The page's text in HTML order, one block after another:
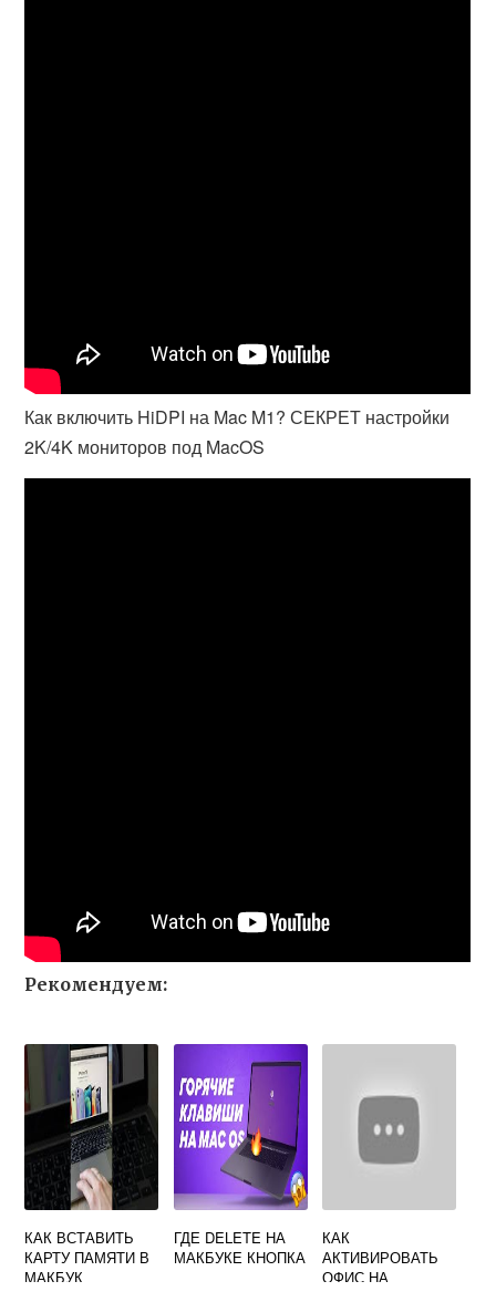
Как включить HiDPI на Mac M1? СЕКРЕТ настройки
2K/4K мониторов под MacOS
Рекомендуем:
КАК ВСТАВИТЬ
КАРТУ ПАМЯТИ В
МАКБУК
ГДЕ DELETE НА
МАКБУКЕ КНОПКА
КАК
АКТИВИРОВАТЬ
ОФИС НА